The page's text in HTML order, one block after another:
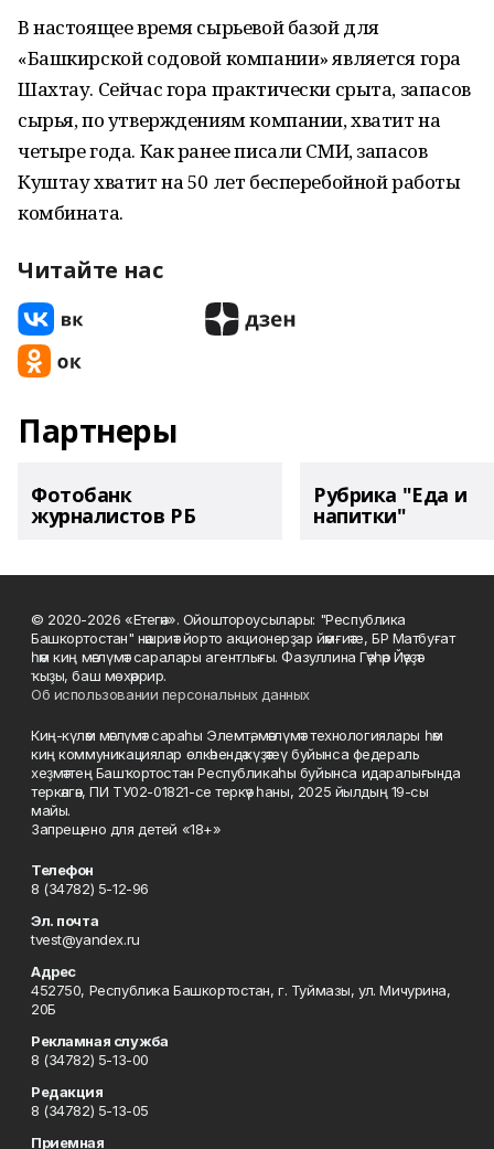
В настоящее время сырьевой базой для
«Башкирской содовой компании» является гора
Шахтау. Сейчас гора практически срыта, запасов
сырья, по утверждениям компании, хватит на
четыре года. Как ранее писали СМИ, запасов
Куштау хватит на 50 лет бесперебойной работы
комбината.
Читайте нас
Партнеры
Фотобанк
журналистов РБ
Рубрика "Еда и
напитки"
© 2020-2026 «Етегән». Ойоштороусылары: "Республика
Башкортостан" нәшриәт йорто акционерҙар йәмғиәте, БР Матбуғат
һәм киң мәғлүмәт саралары агентлығы. Фазуллина Гәүһәр Йәүҙәт
ҡыҙы, баш мөхәррир.
Об использовании персональных данных
Киң-күләм мәғлүмәт сараһы Элемтә, мәғлүмәт технологиялары һәм
киң коммуникациялар өлкәһендә күҙәтеү буйынса федераль
хеҙмәттең Башҡортостан Республикаһы буйынса идаралығында
теркәлгән, ПИ ТУ02-01821-се теркәү һаны, 2025 йылдың 19-сы
майы.
Запрещено для детей «18+»
Телефон
8 (34782) 5-12-96
Эл. почта
tvest@yandex.ru
Адрес
452750, Республика Башкортостан, г. Туймазы, ул. Мичурина,
20Б
Рекламная служба
8 (34782) 5-13-00
Редакция
8 (34782) 5-13-05
Приемная